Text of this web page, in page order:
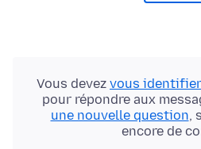
Vous devez vous
pour répondre aux
une nouvelle question,
encore de